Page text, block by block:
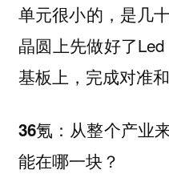
单元很小的，是几
晶圆上先做好了
基板上，完成对准
36氪：从整个产业
能在哪一块？